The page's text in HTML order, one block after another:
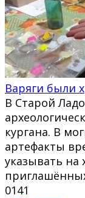
Варяги были
В Старой
кургана. В
артефакты
указывать на
0141